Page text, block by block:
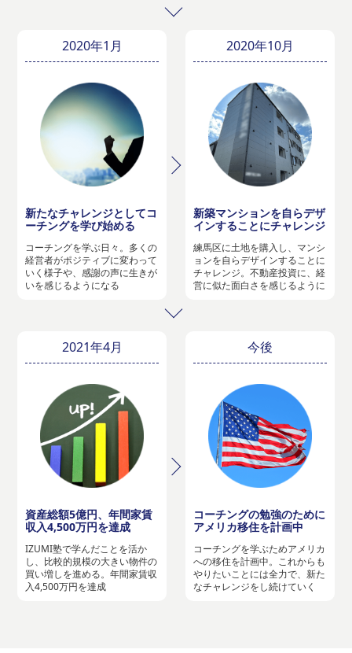
2020年1月
新たなチャレンジとしてコ
ーチングを学び始める
コーチングを学ぶ日々。多くの
経営者がポジティブに変わって
いく様子や、感謝の声に生きが
いを感じるようになる
2020年10月
新築マンションを自らデザ
インすることにチャレンジ
練馬区に土地を購入し、マンシ
ョンを自らデザインすることに
チャレンジ。不動産投資に、経
営に似た面白さを感じるように
2021年4月
資産総額5億円、年間家賃
収入4,500万円を達成
IZUMI塾で学んだことを活か
し、比較的規模の大きい物件の
買い増しを進める。年間家賃収
入4,500万円を達成
今後
コーチングの勉強のために
アメリカ移住を計画中
コーチングを学ぶためアメリカ
への移住を計画中。これからも
やりたいことには全力で、新た
なチャレンジをし続けていく